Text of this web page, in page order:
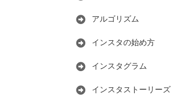
アルゴリズム
インスタの始め方
インスタグラム
インスタストーリーズ